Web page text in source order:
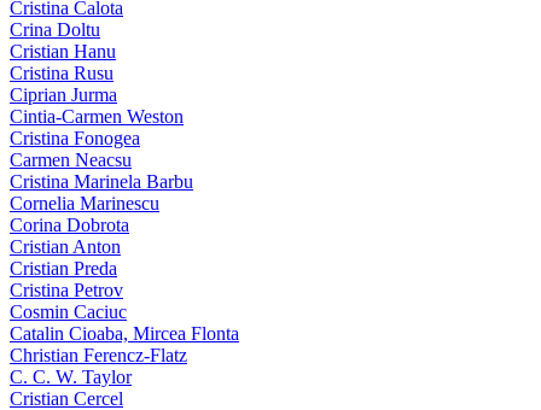
Cristina Calota
Crina Doltu
Cristian Hanu
Cristina Rusu
Ciprian Jurma
Cintia-Carmen Weston
Cristina Fonogea
Carmen Neacsu
Cristina Marinela Barbu
Cornelia Marinescu
Corina Dobrota
Cristian Anton
Cristian Preda
Cristina Petrov
Cosmin Caciuc
Catalin Cioaba, Mircea Flonta
Christian Ferencz-Flatz
C. C. W. Taylor
Cristian Cercel